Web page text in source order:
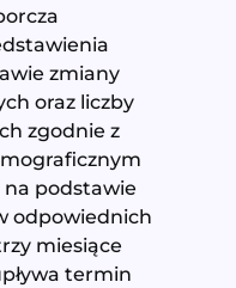
zmiany
oraz liczby
zgodnie z
podstawie
odpowiednich
miesiące
termin